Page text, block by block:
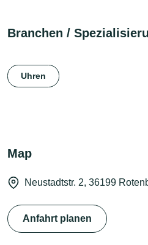
Branchen /
Uhren
Map
Neustadtstr. 2, 36199
Anfahrt planen